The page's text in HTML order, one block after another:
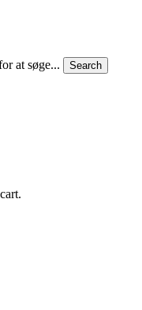
at søge... Search